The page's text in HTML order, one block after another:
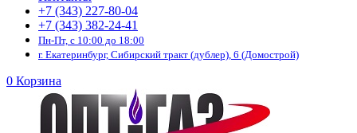
+7 (343) 227-80-04
+7 (343) 382-24-41
Пн-Пт, с 10:00 до 18:00
г. Екатеринбург, Сибирский тракт (дублер), 6 (Домострой)
0 Корзина